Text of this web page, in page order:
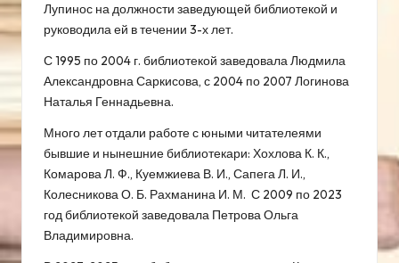
Лупинос на должности заведующей библиотекой и
руководила ей в течении 3-х лет.
С 1995 по 2004 г. библиотекой заведовала Людмила
Александровна Саркисова, с 2004 по 2007 Логинова
Наталья Геннадьевна.
Много лет отдали работе с юными читателеями
бывшие и нынешние библиотекари: Хохлова К. К.,
Комарова Л. Ф., Куемжиева В. И., Сапега Л. И.,
Колесникова О. Б. Рахманина И. М. С 2009 по 2023
год библиотекой заведовала Петрова Ольга
Владимировна.